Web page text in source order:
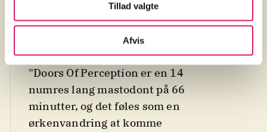
Tillad valgte
Afvis
Lydtapet
d. 3. jan. 2012
af Morten Nissen
"Doors Of Perception er en 14
numres lang mastodont på 66
minutter, og det føles som en
ørkenvandring at komme